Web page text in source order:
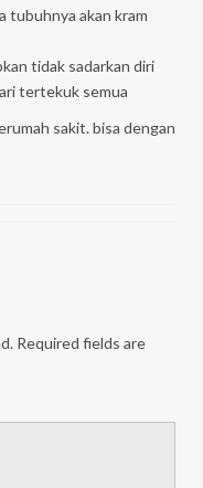
tubuhnya akan kram
tidak sadarkan diri
tertekuk semua
sakit. bisa dengan
Required fields are